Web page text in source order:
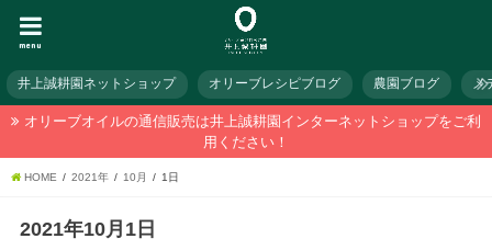
menu
井上誠耕園ネットショップ オリーブレシピブログ 農園ブログ メ
オリーブオイルの通信販売は井上誠耕園インターネットショップをご利
用ください！
HOME 2021年 10月 1日
2021年10月1日